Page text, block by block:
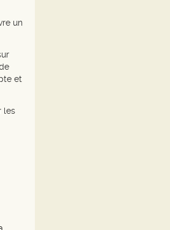
un
et
les